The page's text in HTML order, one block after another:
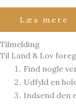
Læs mere
Tilmelding
Til Land & Lov
Find nogle
Udfyld en
Indsend den